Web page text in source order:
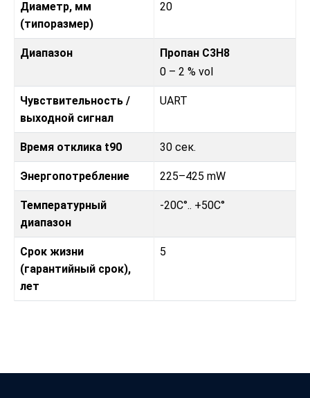
Диаметр, мм
(типоразмер)
20
Диапазон
Пропан C3H8
0 – 2 % vol
Чувствительность /
выходной сигнал
UART
Время отклика t90 30 сек.
Энергопотребление 225–425 mW
Температурный
диапазон
-20C°.. +50C°
Срок жизни
(гарантийный срок),
лет
5